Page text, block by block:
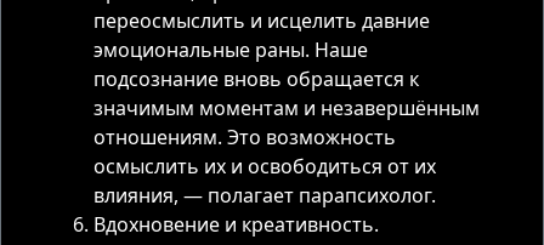
переосмыслить и исцелить давние
эмоциональные раны. Наше
подсознание вновь обращается к
значимым моментам и незавершённым
отношениям. Это возможность
осмыслить их и освободиться от их
влияния, — полагает парапсихолог.
Вдохновение и креативность.